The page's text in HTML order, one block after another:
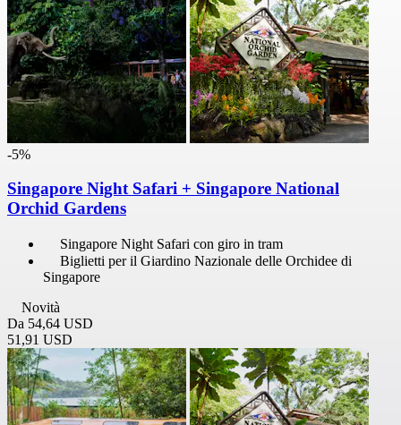
-5%
Singapore Night Safari + Singapore National
Orchid Gardens
Singapore Night Safari con giro in tram
Biglietti per il Giardino Nazionale delle Orchidee di
Singapore
Novità
Da 54,64 USD
51,91 USD